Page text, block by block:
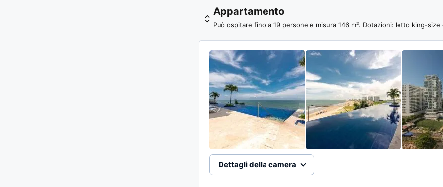
Appartamento
Può ospitare fino a 19 persone e misura 146 m². Dotazioni: letto king-size
Dettagli della camera